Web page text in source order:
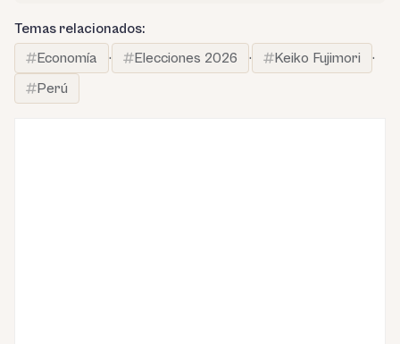
Temas relacionados:
Economía
· Elecciones 2026 · Keiko Fujimori
·
Perú